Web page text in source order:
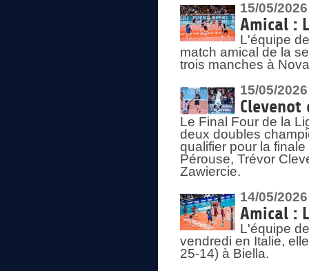
15/05/2026
Amical :
L'équipe
match amical de la
trois manches à
15/05/2026
Le Final Four de la
deux doubles
qualifier pour la
Pérouse, Trévor
Zawiercie.
14/05/2026
Amical :
L'équipe
vendredi en Italie,
25-14) à Biella.